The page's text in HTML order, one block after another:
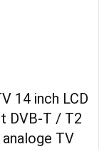
14 inch LCD
DVB-T / T2
TV